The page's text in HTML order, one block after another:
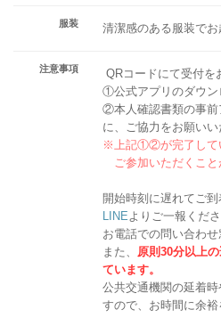
服装 清潔感のある服装で
注意事項
QRコードにて受付を
①公式アプリのダウン
②本人確認書類の事前
に、ご協力をお願いい
※上記①②が完了して
ご参加いただくこと
開始時刻に遅れてご
LINE よりご一報くださ
お電話での問い合わせ
また、 原則30分以上
ています。
公共交通機関の延着
すので、お時間に余